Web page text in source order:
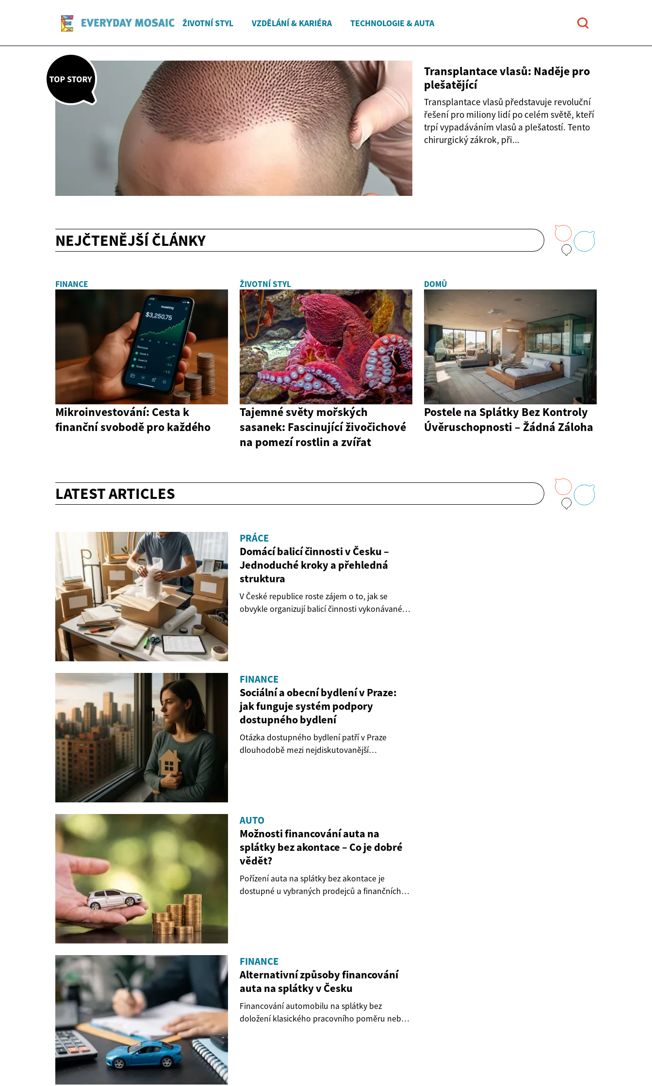
ŽIVOTNÍ STYL VZDĚLÁNÍ & KARIÉRA TECHNOLOGIE & AUTA
Transplantace vlasů: Naděje pro
plešatějící
Transplantace vlasů představuje revoluční
řešení pro miliony lidí po celém světě, kteří
trpí vypadáváním vlasů a plešatostí. Tento
chirurgický zákrok, při...
NEJČTENĚJŠÍ ČLÁNKY
FINANCE
Mikroinvestování: Cesta k
finanční svobodě pro každého
ŽIVOTNÍ STYL
Tajemné světy mořských
sasanek: Fascinující živočichové
na pomezí rostlin a zvířat
DOMŮ
Postele na Splátky Bez Kontroly
Úvěruschopnosti – Žádná Záloha
LATEST ARTICLES
PRÁCE
Domácí balicí činnosti v Česku –
Jednoduché kroky a přehledná
struktura
V České republice roste zájem o to, jak se
obvykle organizují balicí činnosti vykonávané
FINANCE
Sociální a obecní bydlení v Praze:
jak funguje systém podpory
dostupného bydlení
Otázka dostupného bydlení patří v Praze
dlouhodobě mezi nejdiskutovanější
AUTO
Možnosti financování auta na
splátky bez akontace – Co je dobré
vědět?
Pořízení auta na splátky bez akontace je
dostupné u vybraných prodejců a finančních
FINANCE
Alternativní způsoby financování
auta na splátky v Česku
Financování automobilu na splátky bez
doložení klasického pracovního poměru nebo